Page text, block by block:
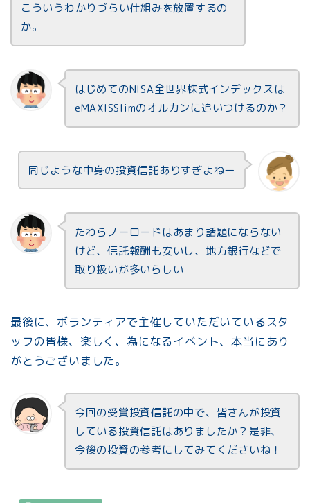
こういうわかりづらい仕組みを放置するの
か。
はじめてのNISA全世界株式インデックスは
eMAXISSlimのオルカンに追いつけるのか？
同じような中身の投資信託ありすぎよねー
たわらノーロードはあまり話題にならない
けど、信託報酬も安いし、地方銀行などで
取り扱いが多いらしい
最後に、ボランティアで主催していただいているスタ
ッフの皆様、楽しく、為になるイベント、本当にあり
がとうございました。
今回の受賞投資信託の中で、皆さんが投資
している投資信託はありましたか？是非、
今後の投資の参考にしてみてくださいね！